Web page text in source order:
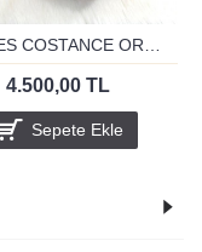
4.500,00 TL
Sepete Ekle